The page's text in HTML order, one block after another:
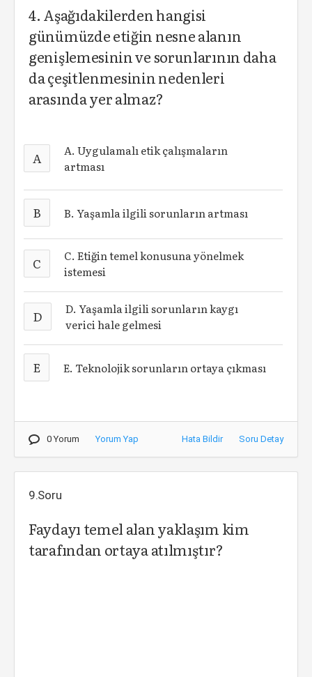
4. Aşağıdakilerden hangisi
günümüzde etiğin nesne alanın
genişlemesinin ve sorunlarının daha
da çeşitlenmesinin nedenleri
arasında yer almaz?
A
A. Uygulamalı etik çalışmaların
artması
B B. Yaşamla ilgili sorunların artması
C
C. Etiğin temel konusuna yönelmek
istemesi
D
D. Yaşamla ilgili sorunların kaygı
verici hale gelmesi
E E. Teknolojik sorunların ortaya çıkması
0 Yorum Yorum Yap Hata Bildir Soru Detay
9.Soru
Faydayı temel alan yaklaşım kim
tarafından ortaya atılmıştır?